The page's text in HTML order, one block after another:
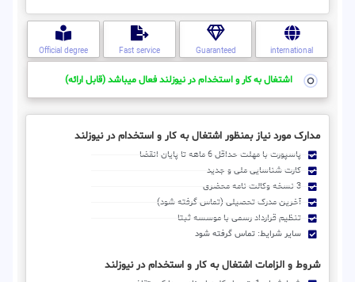
international
Guaranteed
Fast service
Official degree
اشتغال به کار و استخدام در نیوزلند فعال میباشد (قابل ارائه)
مدارک مورد نیاز بمنظور اشتغال به کار و استخدام در نیوزلند
پاسپورت با مهلت حداقل 6 ماهه تا پایان انقضا
کارت شناسایی ملی و جدید
3 نسخه وکالت نامه محضری
آخرین مدرک تحصیلی (تماس گرفته شود)
تنظیم قرارداد رسمی با موسسه ثبتا
سایر شرایط: تماس گرفته شود
شروط و الزامات اشتغال به کار و استخدام در نیوزلند